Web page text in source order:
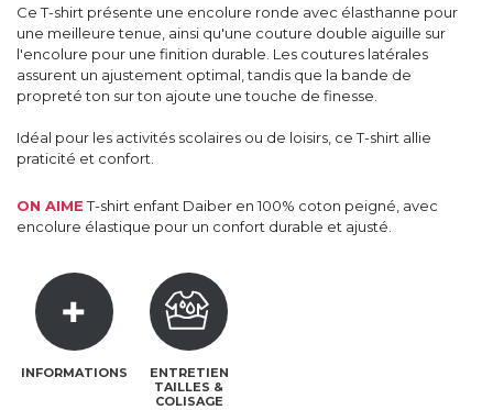
Ce T-shirt présente une encolure ronde avec élasthanne pour
une meilleure tenue, ainsi qu'une couture double aiguille sur
l'encolure pour une finition durable. Les coutures latérales
assurent un ajustement optimal, tandis que la bande de
propreté ton sur ton ajoute une touche de finesse.
Idéal pour les activités scolaires ou de loisirs, ce T-shirt allie
praticité et confort.
ON AIMET-shirt enfant Daiber en 100% coton peigné, avec
encolure élastique pour un confort durable et ajusté.
INFORMATIONS
ENTRETIEN
TAILLES &
COLISAGE